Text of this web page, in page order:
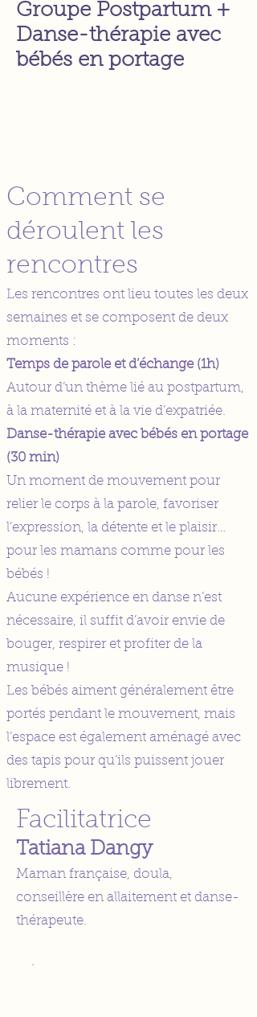
Groupe Postpartum +
Danse-thérapie avec
bébés en portage
Comment se
déroulent les
rencontres
Les rencontres ont lieu toutes les deux
semaines et se composent de deux
moments :
Temps de parole et d’échange (1h)
Autour d’un thème lié au postpartum,
à la maternité et à la vie d’expatriée.
Danse-thérapie avec bébés en portage
(30 min)
Un moment de mouvement pour
relier le corps à la parole, favoriser
l’expression, la détente et le plaisir…
pour les mamans comme pour les
bébés !
Aucune expérience en danse n’est
nécessaire, il suffit d’avoir envie de
bouger, respirer et profiter de la
musique !
Les bébés aiment généralement être
portés pendant le mouvement, mais
l’espace est également aménagé avec
des tapis pour qu’ils puissent jouer
librement.
Facilitatrice
Tatiana Dangy
Maman française, doula,
conseillère en allaitement et danse-
thérapeute.